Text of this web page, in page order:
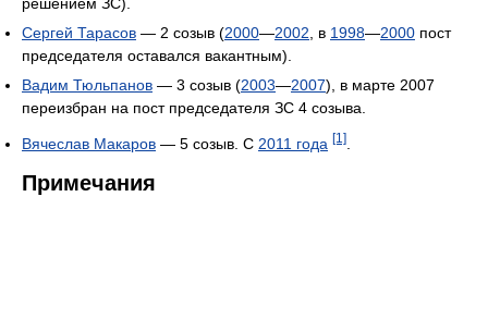
Сергей Тарасов — 2 созыв (2000—2002 , в 1998—2000 пост
председателя оставался вакантным).
Вадим Тюльпанов — 3 созыв (2003—2007), в марте 2007
переизбран на пост председателя ЗС 4 созыва.
Вячеслав Макаров — 5 созыв. С 2011 года [1]
Примечания